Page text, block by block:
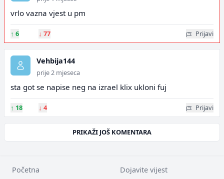
vrlo vazna vjest u pm
↑ 6 ↓ 77 Prijavi
Vehbija144
prije 2 mjeseca
sta got se napise neg na izrael klix ukloni fuj
↑ 18 ↓ 4 Prijavi
PRIKAŽI JOŠ KOMENTARA
Početna Dojavite vijest